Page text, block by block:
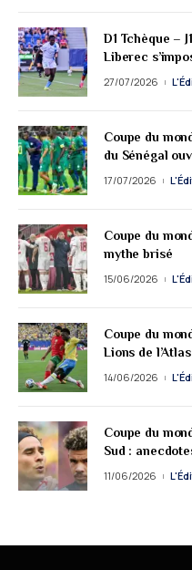
D1 Tchèque –
Liberec
27/07/2026
Coupe du
du Sénégal
17/07/2026
Coupe du
mythe brisé
15/06/2026
Coupe du
Lions de
14/06/2026
Coupe du
Sud :
11/06/2026